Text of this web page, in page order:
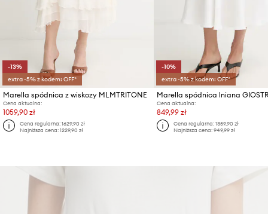
-13%
extra -5% z kodem: OFF*
Marella spódnica z wiskozy MLMTRITONE
Cena aktualna:
1059,90 zł
Cena regularna:1629,90 zł
Najniższa cena:1229,90 zł
-10%
extra -5% z kodem: OFF*
Marella spódnica lniana
Cena aktualna:
849,99 zł
Cena regularna:1359,90 zł
Najniższa cena:949,99 zł